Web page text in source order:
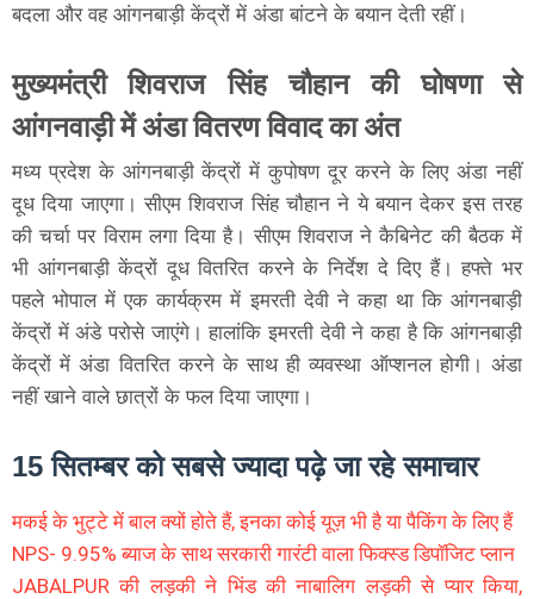
बदला और वह आंगनबाड़ी केंद्रों में अंडा बांटने के बयान देती रहीं।
मुख्यमंत्री शिवराज सिंह चौहान की घोषणा से
आंगनवाड़ी में अंडा वितरण विवाद का अंत
मध्य प्रदेश के आंगनबाड़ी केंद्रों में कुपोषण दूर करने के लिए अंडा नहीं
दूध दिया जाएगा। सीएम शिवराज सिंह चौहान ने ये बयान देकर इस तरह
की चर्चा पर विराम लगा दिया है। सीएम शिवराज ने कैबिनेट की बैठक में
भी आंगनबाड़ी केंद्रों दूध वितरित करने के निर्देश दे दिए हैं। हफ्ते भर
पहले भोपाल में एक कार्यक्रम में इमरती देवी ने कहा था कि आंगनबाड़ी
केंद्रों में अंडे परोसे जाएंगे। हालांकि इमरती देवी ने कहा है कि आंगनबाड़ी
केंद्रों में अंडा वितरित करने के साथ ही व्यवस्था ऑप्शनल होगी। अंडा
नहीं खाने वाले छात्रों के फल दिया जाएगा।
15 सितम्बर को सबसे ज्यादा पढ़े जा रहे समाचार
मकई के भुट्टे में बाल क्यों होते हैं, इनका कोई यूज़ भी है या पैकिंग के लिए हैं
NPS- 9.95% ब्याज के साथ सरकारी गारंटी वाला फिक्स्ड डिपॉजिट प्लान
JABALPUR की लड़की ने भिंड की नाबालिग लड़की से प्यार किया,